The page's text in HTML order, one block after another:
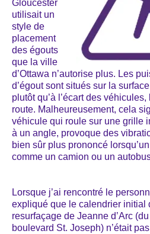
Gloucester
utilisait un
style de
placement
des égouts
que la ville
d’Ottawa n’autorise plus. Les
d’égout sont situés sur la
plutôt qu’à l’écart des
route. Malheureusement, cela
véhicule qui roule sur une grille
à un angle, provoque des
bien sûr plus prononcé
comme un camion ou un
Lorsque j’ai rencontré le
expliqué que le calendrier initial
resurfaçage de Jeanne d’Arc
boulevard St. Joseph) n’était